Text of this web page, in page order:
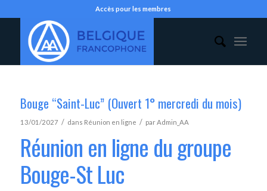
Accès pour les membres
Bouge “Saint-Luc” (Ouvert 1° mercredi du mois)
13/01/2027 / dans Réunion en ligne / parAdmin_AA
Réunion en ligne du groupe
Bouge-St Luc